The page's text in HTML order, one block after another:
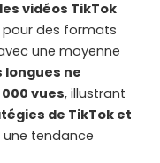
les vidéos TikTok
pour des formats
une moyenne
longues ne
vues, illustrant
de TikTok et
tendance